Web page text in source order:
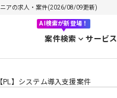
ニアの求人・案件(2026/08/09更新)
AI検索が新登場！
案件検索 サービ
【PL】システム導入支援案件